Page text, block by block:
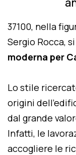
37100, nella
Sergio Rocca,
moderna per
Lo stile
origini
dal grande
Infatti, le
accogliere le